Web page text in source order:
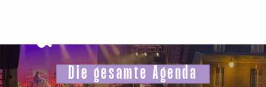
principal
Die gesamte Agenda